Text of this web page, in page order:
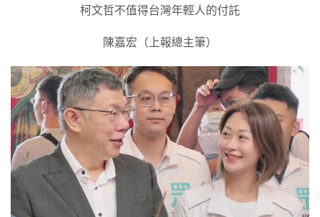
柯文哲不值得台灣年輕人的付託
陳嘉宏（上報總主筆）